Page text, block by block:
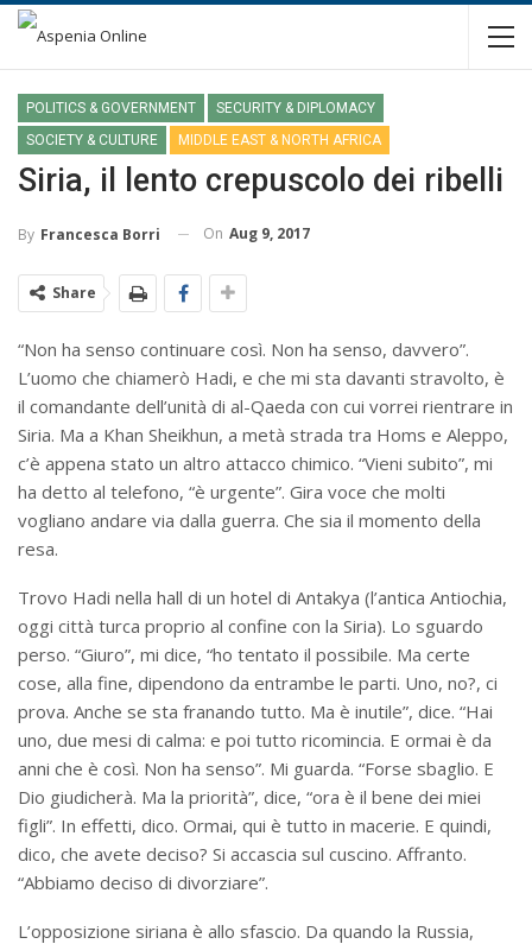
POLITICS & GOVERNMENT
SECURITY & DIPLOMACY
SOCIETY & CULTURE
MIDDLE EAST & NORTH AFRICA
Siria, il lento crepuscolo dei ribelli
By Francesca Borri On Aug 9, 2017
Share
“Non ha senso continuare così. Non ha senso, davvero”.
L’uomo che chiamerò Hadi, e che mi sta davanti stravolto, è
il comandante dell’unità di al-Qaeda con cui vorrei rientrare in
Siria. Ma a Khan Sheikhun, a metà strada tra Homs e Aleppo,
c’è appena stato un altro attacco chimico. “Vieni subito”, mi
ha detto al telefono, “è urgente”. Gira voce che molti
vogliano andare via dalla guerra. Che sia il momento della
resa.
Trovo Hadi nella hall di un hotel di Antakya (l’antica Antiochia,
oggi città turca proprio al confine con la Siria). Lo sguardo
perso. “Giuro”, mi dice, “ho tentato il possibile. Ma certe
cose, alla fine, dipendono da entrambe le parti. Uno, no?, ci
prova. Anche se sta franando tutto. Ma è inutile”, dice. “Hai
uno, due mesi di calma: e poi tutto ricomincia. E ormai è da
anni che è così. Non ha senso”. Mi guarda. “Forse sbaglio. E
Dio giudicherà. Ma la priorità”, dice, “ora è il bene dei miei
figli”. In effetti, dico. Ormai, qui è tutto in macerie. E quindi,
dico, che avete deciso? Si accascia sul cuscino. Affranto.
“Abbiamo deciso di divorziare”.
L’opposizione siriana è allo sfascio. Da quando la Russia,